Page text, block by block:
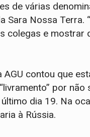
de várias
Sara Nossa
colegas e mostrar
AGU contou que
por
dia 19. Na
à Rússia.